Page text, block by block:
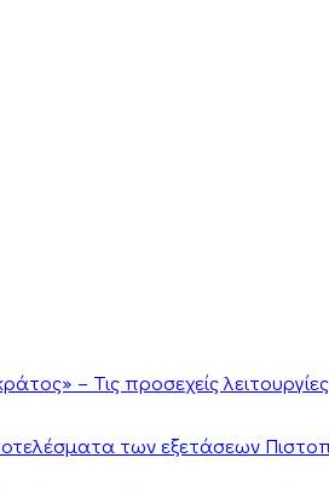
– Τις προσεχείς
των εξετάσεων